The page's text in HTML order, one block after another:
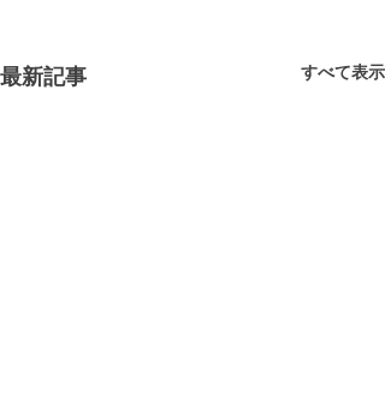
最新記事 すべて表示